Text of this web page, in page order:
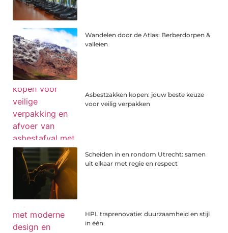
Wandelen door de Atlas: Berberdorpen &
valleien
Asbestzakken kopen: jouw beste keuze
voor veilig verpakken
Scheiden in en rondom Utrecht: samen
uit elkaar met regie en respect
HPL traprenovatie: duurzaamheid en stijl
in één